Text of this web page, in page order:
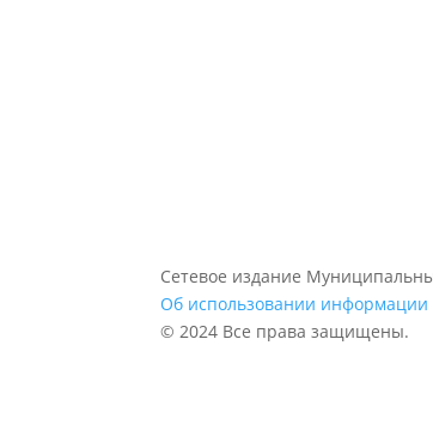
Сетевое издание
Об использовании информации
© 2024 Все права защищены.